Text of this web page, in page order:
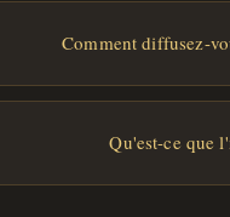
Comment diffusez-
Qu'est-ce que